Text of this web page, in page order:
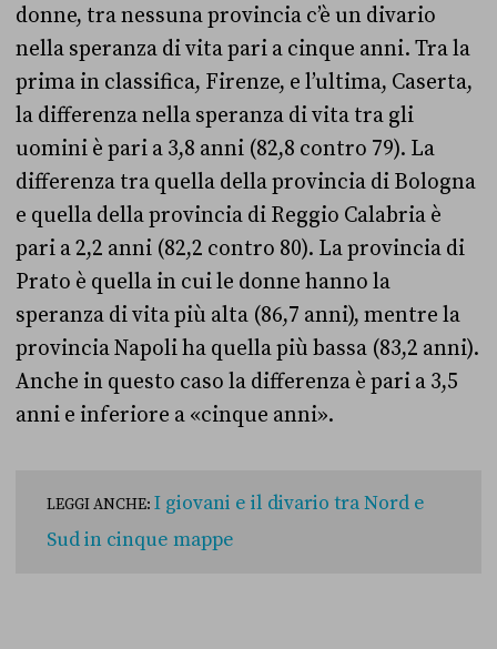
donne, tra nessuna provincia c’è un divario
nella speranza di vita pari a cinque anni. Tra la
prima in classifica, Firenze, e l’ultima, Caserta,
la differenza nella speranza di vita tra gli
uomini è pari a 3,8 anni (82,8 contro 79). La
differenza tra quella della provincia di Bologna
e quella della provincia di Reggio Calabria è
pari a 2,2 anni (82,2 contro 80). La provincia di
Prato è quella in cui le donne hanno la
speranza di vita più alta (86,7 anni), mentre la
provincia Napoli ha quella più bassa (83,2 anni).
Anche in questo caso la differenza è pari a 3,5
anni e inferiore a «cinque anni».
LEGGI ANCHE: I giovani e il divario tra Nord e
Sud in cinque mappe